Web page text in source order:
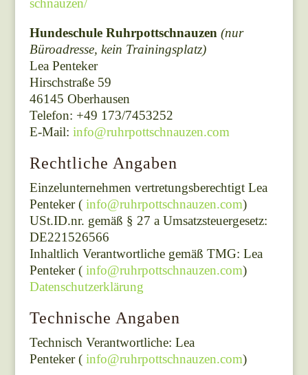
schnauzen/
Hundeschule Ruhrpottschnauzen (nur
Büroadresse, kein Trainingsplatz)
Lea Penteker
Hirschstraße 59
46145 Oberhausen
Telefon: +49 173/7453252
E-Mail: info@ruhrpottschnauzen.com
Rechtliche Angaben
Einzelunternehmen vertretungsberechtigt Lea
Penteker ( info@ruhrpottschnauzen.com)
USt.ID.nr. gemäß § 27 a Umsatzsteuergesetz:
DE221526566
Inhaltlich Verantwortliche gemäß TMG: Lea
Penteker ( info@ruhrpottschnauzen.com)
Datenschutzerklärung
Technische Angaben
Technisch Verantwortliche: Lea
Penteker ( info@ruhrpottschnauzen.com)